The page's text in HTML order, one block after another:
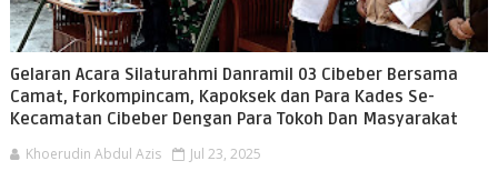
Gelaran Acara Silaturahmi Danramil 03 Cibeber Bersama
Camat, Forkompincam, Kapoksek dan Para Kades Se-
Kecamatan Cibeber Dengan Para Tokoh Dan Masyarakat
Khoerudin Abdul Azis Jul 23, 2025